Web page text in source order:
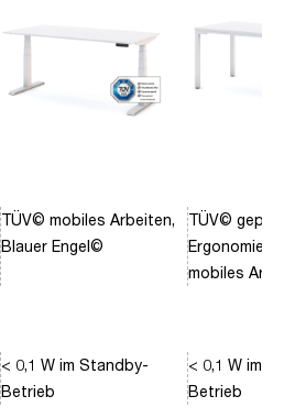
TÜV© mobiles Arbeiten,
Blauer Engel©
< 0,1 W im Standby-
Betrieb
TÜV©
Ergonomie,
mobiles
< 0,1 W im
Betrieb